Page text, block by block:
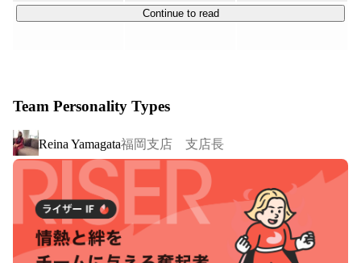
今後、新規カフェの出店や企業のコンサルティングを増
やして、事業拡大していく予定です。
人材育成を学びたい。
そんな人と話したいです。
NGO/NPOに代わり集めたこともあります。
ファンドレイズ部門を開始、着実に成果を上げ、
今までに7億円以上の寄付を集めることに成功していま
す。
今後、消費者がいいなと思えるような商品、サービスを展
開している企業と組み、どんどんお得な情報を世の中に発
信できる状態をつくっていくことを目指しています！
Continue to read
Team Personality Types
Reina Yamagata福岡支店 支店長